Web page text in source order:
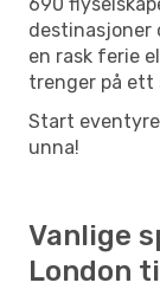
destinasjoner
en rask ferie
trenger på ett
Start
unna!
Vanlige
London